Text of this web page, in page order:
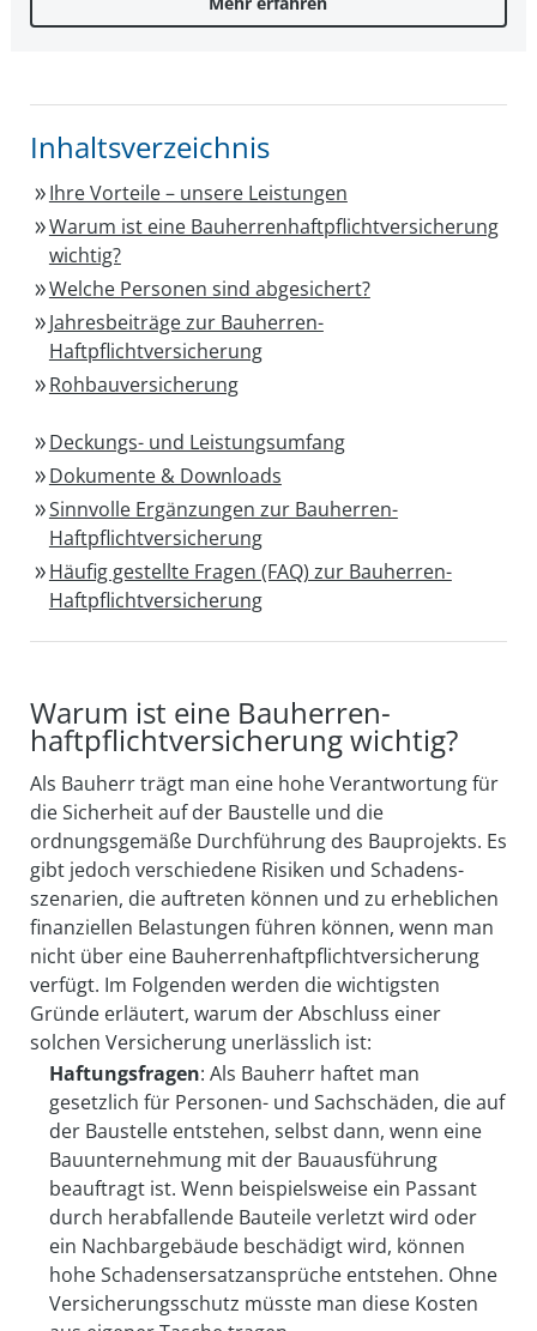
Inhaltsverzeichnis
Ihre Vorteile – unsere Leistungen
Warum ist eine Bauherrenhaftpflichtversicherung
wichtig?
Welche Personen sind abgesichert?
Jahresbeiträge zur Bauherren-
Haftpflichtversicherung
Rohbauversicherung
Deckungs- und Leistungsumfang
Dokumente & Downloads
Sinnvolle Ergänzungen zur Bauherren-
Haftpflichtversicherung
Häufig gestellte Fragen (FAQ) zur Bauherren-
Haftpflichtversicherung
Warum ist eine Bauherren­
haftpflicht­versicherung wichtig?
Als Bauherr trägt man eine hohe Verantwortung für
die Sicherheit auf der Baustelle und die
ordnungsgemäße Durchführung des Bauprojekts. Es
gibt jedoch verschiedene Risiken und Schadens­
szenarien, die auftreten können und zu erheblichen
finanziellen Belastungen führen können, wenn man
nicht über eine Bau­herren­haft­pflicht­versicherung
verfügt. Im Folgenden werden die wichtigsten
Gründe erläutert, warum der Abschluss einer
solchen Versicherung unerlässlich ist:
Haftungsfragen: Als Bauherr haftet man
gesetzlich für Personen- und Sachschäden, die auf
der Baustelle entstehen, selbst dann, wenn eine
Bauunternehmung mit der Bauausführung
beauftragt ist. Wenn beispielsweise ein Passant
durch herabfallende Bauteile verletzt wird oder
ein Nachbargebäude beschädigt wird, können
hohe Schadens­ersatz­ansprüche entstehen. Ohne
Versicherungsschutz müsste man diese Kosten